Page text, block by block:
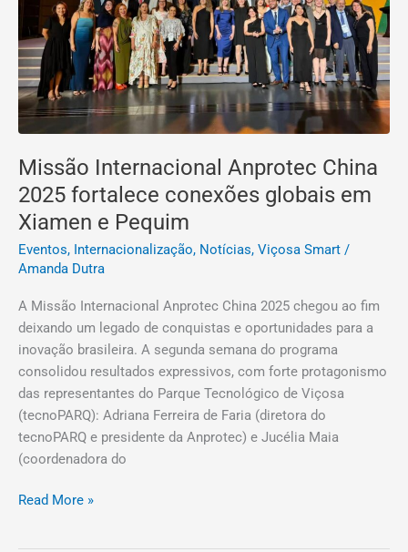
Missão Internacional Anprotec China
2025 fortalece conexões globais em
Xiamen e Pequim
Eventos, Internacionalização, Notícias, Viçosa Smart /
Amanda Dutra
A Missão Internacional Anprotec China 2025 chegou ao fim
deixando um legado de conquistas e oportunidades para a
inovação brasileira. A segunda semana do programa
consolidou resultados expressivos, com forte protagonismo
das representantes do Parque Tecnológico de Viçosa
(tecnoPARQ): Adriana Ferreira de Faria (diretora do
tecnoPARQ e presidente da Anprotec) e Jucélia Maia
(coordenadora do
globais
em
Xiamen
e
Pequim
Read More »